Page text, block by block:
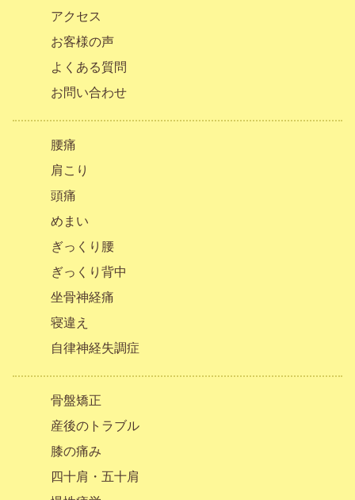
アクセス
お客様の声
よくある質問
お問い合わせ
腰痛
肩こり
頭痛
めまい
ぎっくり腰
ぎっくり背中
坐骨神経痛
寝違え
自律神経失調症
骨盤矯正
産後のトラブル
膝の痛み
四十肩・五十肩